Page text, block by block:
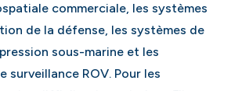
commerciale, les systèmes
de la défense, les systèmes de
sous-marine et les
surveillance ROV. Pour les